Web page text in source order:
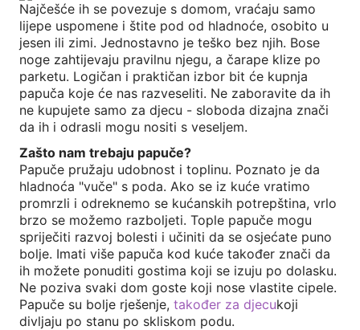
Najčešće ih se povezuje s domom, vraćaju samo
lijepe uspomene i štite pod od hladnoće, osobito u
jesen ili zimi. Jednostavno je teško bez njih. Bose
noge zahtijevaju pravilnu njegu, a čarape klize po
parketu. Logičan i praktičan izbor bit će kupnja
papuča koje će nas razveseliti. Ne zaboravite da ih
ne kupujete samo za djecu - sloboda dizajna znači
da ih i odrasli mogu nositi s veseljem.
Zašto nam trebaju papuče?
Papuče pružaju udobnost i toplinu. Poznato je da
hladnoća "vuče" s poda. Ako se iz kuće vratimo
promrzli i odreknemo se kućanskih potrepština, vrlo
brzo se možemo razboljeti. Tople papuče mogu
spriječiti razvoj bolesti i učiniti da se osjećate puno
bolje. Imati više papuča kod kuće također znači da
ih možete ponuditi gostima koji se izuju po dolasku.
Ne poziva svaki dom goste koji nose vlastite cipele.
Papuče su bolje rješenje, također za djecukoji
divljaju po stanu po skliskom podu.